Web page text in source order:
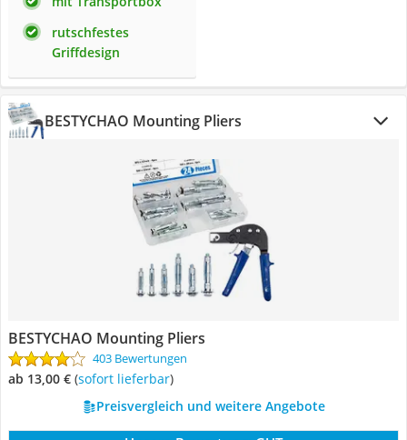
rutschfestes
Griffdesign
BESTYCHAO Mounting Pliers
BESTYCHAO Mounting Pliers
403 Bewertungen
ab 13,00 € ( Sofort lieferbar)
Preisvergleich und weitere Angebote